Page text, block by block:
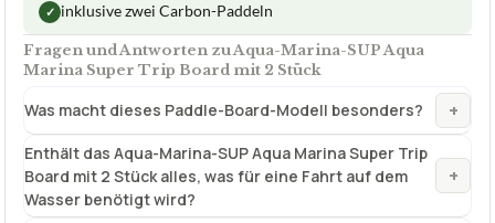
✓ inklusive zwei Carbon-Paddeln
Fragen und Antworten zu Aqua-Marina-SUP Aqua
Marina Super Trip Board mit 2 Stück
Was macht dieses Paddle-Board-Modell besonders? +
Enthält das Aqua-Marina-SUP Aqua Marina Super Trip
Board mit 2 Stück alles, was für eine Fahrt auf dem
Wasser benötigt wird?
+